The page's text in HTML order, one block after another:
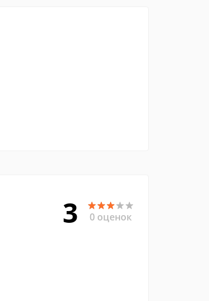
3 0 оценок